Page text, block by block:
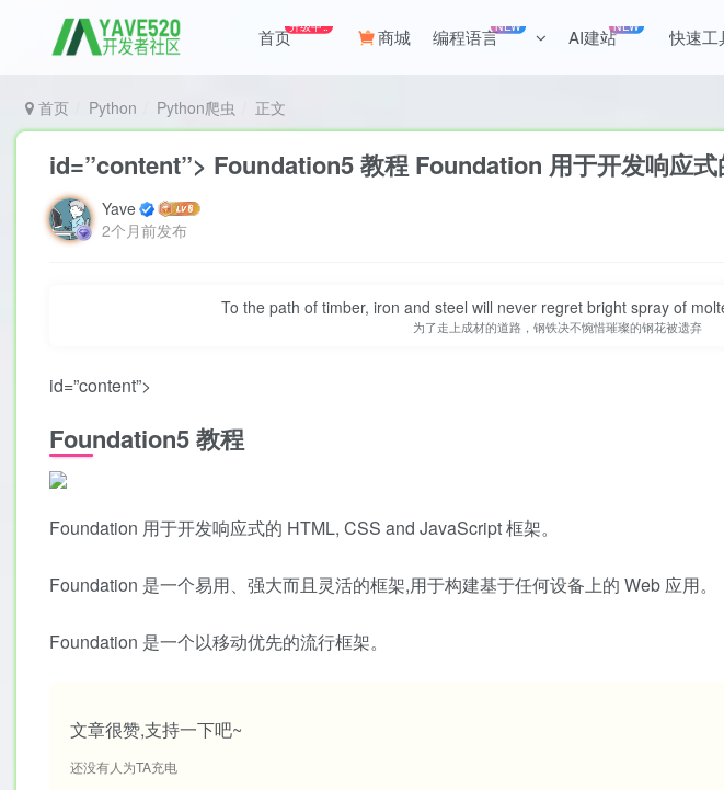
首页升级中.. 商城 编程语言NEW AI建站NEW 快速工
首页 Python Python爬虫 正文
id=”content”> Foundation5 教程 Foundation 用于开发响应
Yave
2个月前发布
To the path of timber, iron and steel will never regret bright spray of
为了走上成材的道路，钢铁决不惋惜璀璨的钢花被遗弃
id=”content”>
Foundation5 教程
Foundation 用于开发响应式的 HTML, CSS and JavaScript 框架。
Foundation 是一个易用、强大而且灵活的框架,用于构建基于任何设备上的 Web 应用。
Foundation 是一个以移动优先的流行框架。
文章很赞,支持一下吧~
还没有人为TA充电